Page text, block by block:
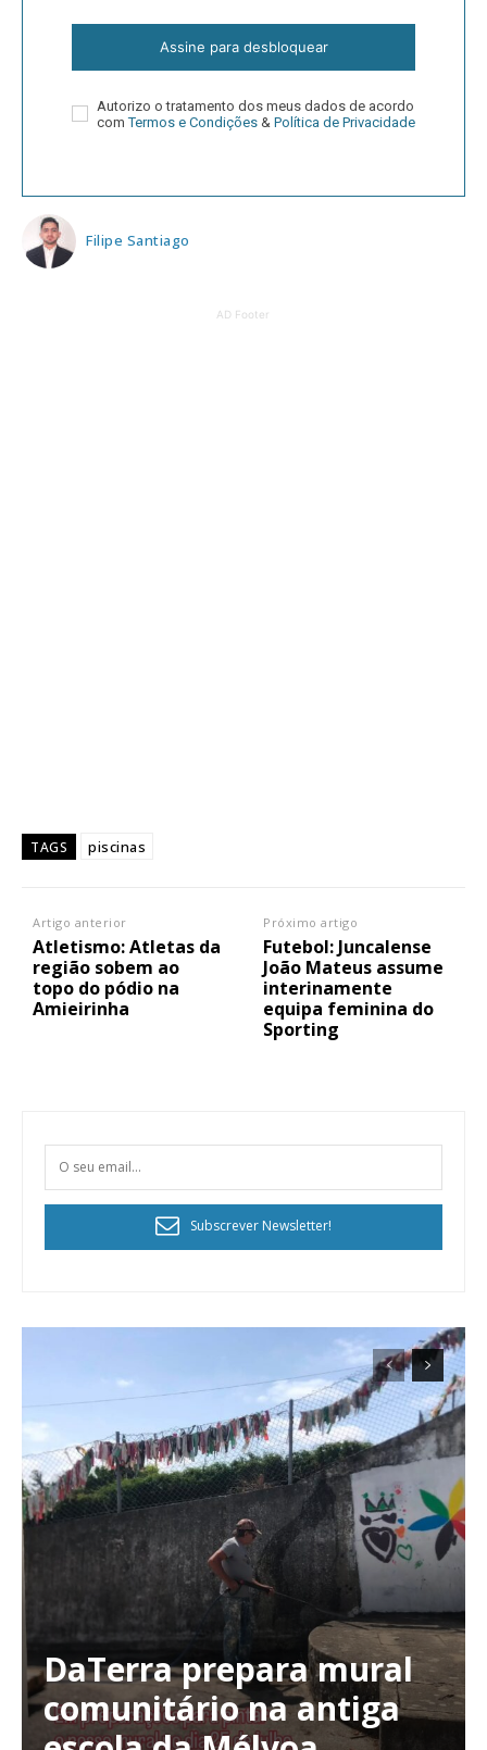
Assine para desbloquear
Autorizo o tratamento dos meus dados de acordo
comTermos e Condições & Política de Privacidade
Filipe Santiago
AD Footer
TAGS piscinas
Artigo anterior
Atletismo: Atletas da
região sobem ao
topo do pódio na
Amieirinha
Próximo artigo
Futebol: Juncalense
João Mateus assume
interinamente
equipa feminina do
Sporting
Subscrever Newsletter!
DaTerra prepara mural
comunitário na antiga